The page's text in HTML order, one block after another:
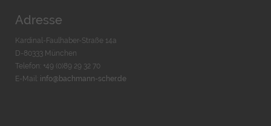
Adresse
Kardinal-Faulhaber-Straße 14a
D-80333 München
Telefon: +49 (0)89 29 32 70
E-Mail: info@bachmann-scher.de